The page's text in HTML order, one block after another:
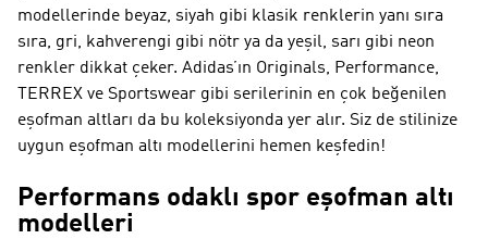
modellerinde beyaz, siyah gibi klasik renklerin yanı sıra
sıra, gri, kahverengi gibi nötr ya da yeşil, sarı gibi neon
renkler dikkat çeker. Adidas’ın Originals, Performance,
TERREX ve Sportswear gibi serilerinin en çok beğenilen
eşofman altları da bu koleksiyonda yer alır. Siz de stilinize
uygun eşofman altı modellerini hemen keşfedin!
Performans odaklı spor eşofman altı
modelleri